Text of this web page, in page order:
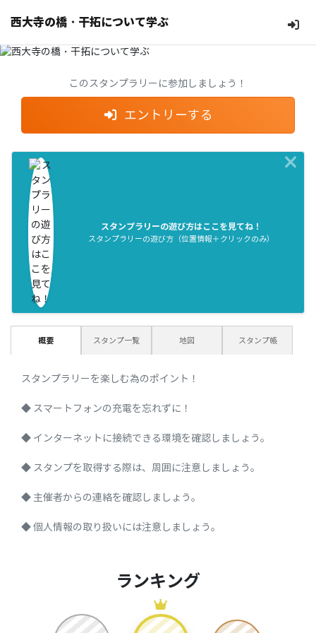
西大寺の橋・干拓について学ぶ
このスタンプラリーに参加しましょう！
エントリーする
スタンプラリーの遊び方はここを見てね！
スタンプラリーの遊び方（位置情報＋クリックのみ）
×
概要 スタンプ一覧 地図 スタンプ帳
スタンプラリーを楽しむ為のポイント！
◆ スマートフォンの充電を忘れずに！
◆ インターネットに接続できる環境を確認しましょう。
◆ スタンプを取得する際は、周囲に注意しましょう。
◆ 主催者からの連絡を確認しましょう。
◆ 個人情報の取り扱いには注意しましょう。
ランキング